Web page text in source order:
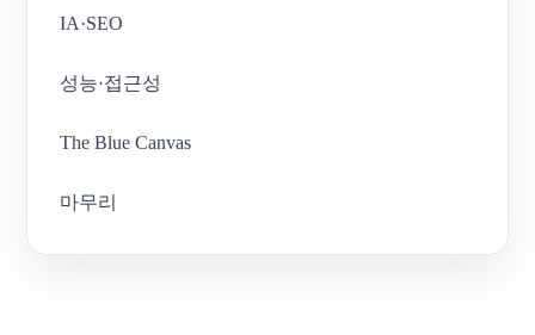
IA·SEO
성능·접근성
The Blue Canvas
마무리